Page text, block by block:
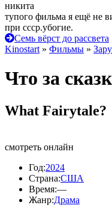
никита
тупого фильма я ещё не
при ссср.убогие.
Семь вёрст до рассвета
Kinostart » Фильмы »
Что за
What Fairytale?
смотреть онлайн
Год:2024
Страна:США
Время:—
Жанр:Драма